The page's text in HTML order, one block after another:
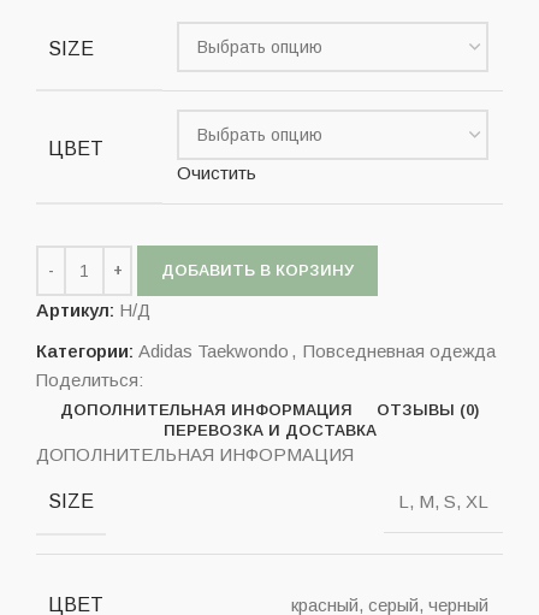
SIZE
ЦВЕТ
Очистить
ДОБАВИТЬ В КОРЗИНУ
Артикул: Н/Д
Категории: Adidas Taekwondo , Повседневная одежда
Поделиться:
ДОПОЛНИТЕЛЬНАЯ ИНФОРМАЦИЯ
ОТЗЫВЫ (0)
ПЕРЕВОЗКА И ДОСТАВКА
ДОПОЛНИТЕЛЬНАЯ ИНФОРМАЦИЯ
SIZE L, M, S, XL
ЦВЕТ красный, серый, черный